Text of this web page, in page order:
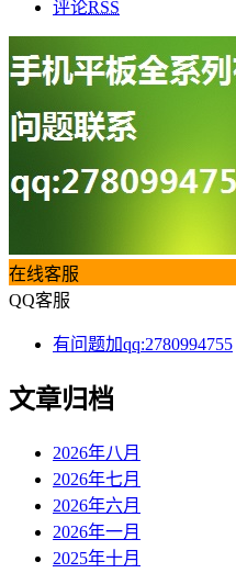
评论RSS
在线客服
QQ客服
有问题加qq:2780994755
文章归档
2026年八月
2026年七月
2026年六月
2026年一月
2025年十月